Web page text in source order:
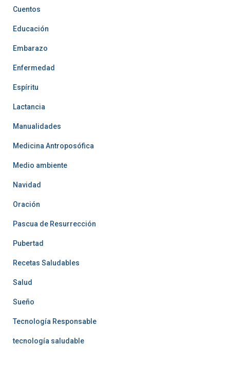
Cuentos
Educación
Embarazo
Enfermedad
Espíritu
Lactancia
Manualidades
Medicina Antroposófica
Medio ambiente
Navidad
Oración
Pascua de Resurrección
Pubertad
Recetas Saludables
Salud
Sueño
Tecnología Responsable
tecnología saludable